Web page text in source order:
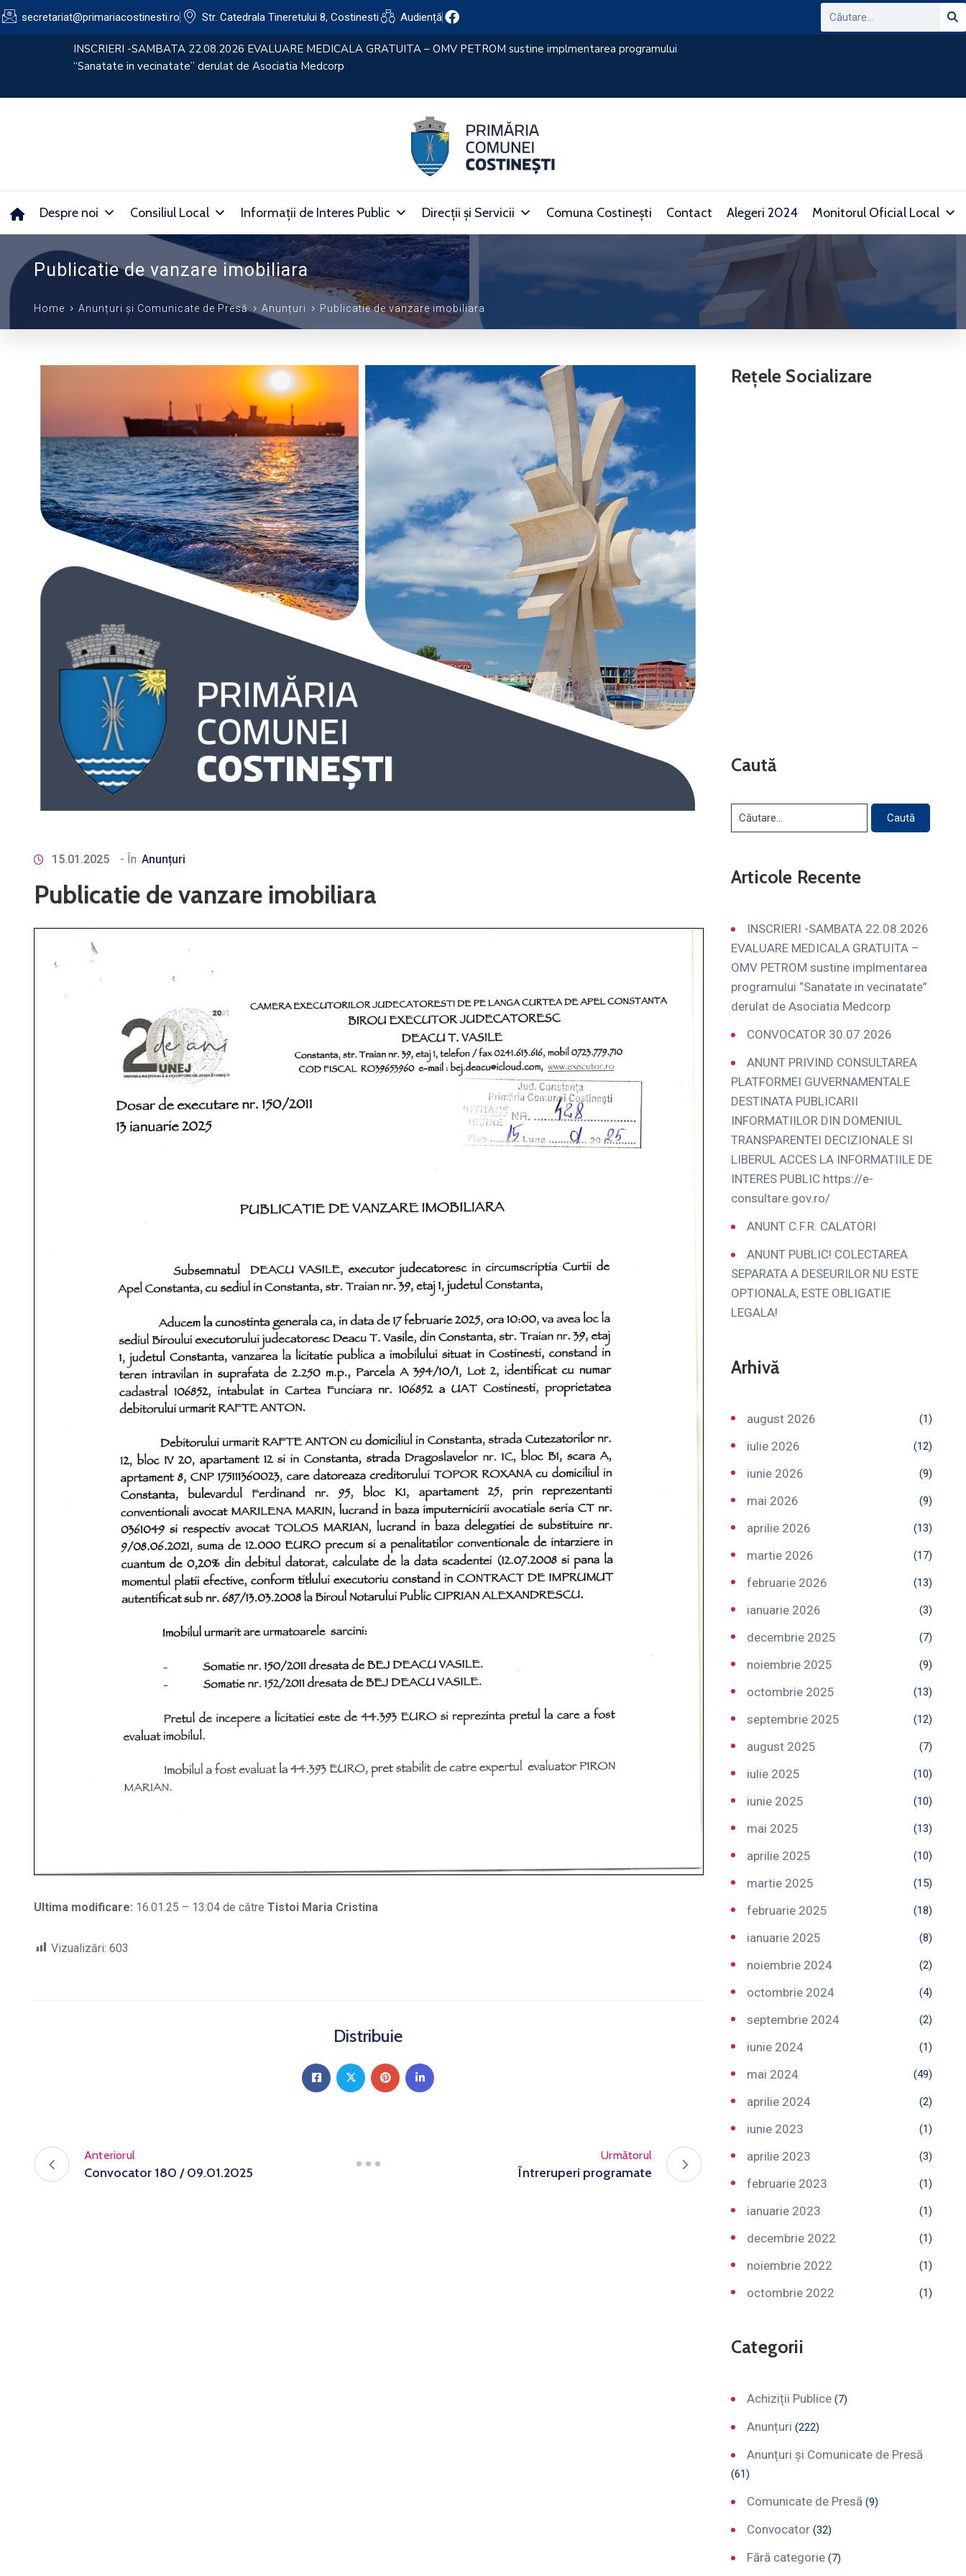
secretariat@primariacostinesti.ro​ Str. Catedrala Tineretului 8, Costinesti Audiență
CONVOCATOR 30.07.2026
Despre noi Consiliul Local Informații de Interes Public Direcții și Servicii Comuna Costinești Contact Alegeri 2024 Monitorul Oficial Local
Publicatie de vanzare imobiliara
Home Anunțuri și Comunicate de Presă Anunțuri Publicatie de vanzare imobiliara
15.01.2025 - În Anunțuri
Publicatie de vanzare imobiliara
Ultima modificare: 16.01.25 – 13:04 de către Tistoi Maria Cristina
Vizualizări: 603
Distribuie
Anteriorul
Convocator 180 / 09.01.2025
Următorul
Întreruperi programate
Rețele Socializare
Caută
Articole Recente
INSCRIERI -SAMBATA 22.08.2026
EVALUARE MEDICALA GRATUITA –
OMV PETROM sustine implmentarea
programului “Sanatate in vecinatate”
derulat de Asociatia Medcorp
CONVOCATOR 30.07.2026
ANUNT PRIVIND CONSULTAREA
PLATFORMEI GUVERNAMENTALE
DESTINATA PUBLICARII
INFORMATIILOR DIN DOMENIUL
TRANSPARENTEI DECIZIONALE SI
LIBERUL ACCES LA INFORMATIILE DE
INTERES PUBLIC https://e-
consultare.gov.ro/
ANUNT C.F.R. CALATORI
ANUNT PUBLIC! COLECTAREA
SEPARATA A DESEURILOR NU ESTE
OPTIONALA, ESTE OBLIGATIE
LEGALA!
Arhivă
august 2026 (1)
iulie 2026 (12)
iunie 2026 (9)
mai 2026 (9)
aprilie 2026 (13)
martie 2026 (17)
februarie 2026 (13)
ianuarie 2026 (3)
decembrie 2025 (7)
noiembrie 2025 (9)
octombrie 2025 (13)
septembrie 2025 (12)
august 2025 (7)
iulie 2025 (10)
iunie 2025 (10)
mai 2025 (13)
aprilie 2025 (10)
martie 2025 (15)
februarie 2025 (18)
ianuarie 2025 (8)
noiembrie 2024 (2)
octombrie 2024 (4)
septembrie 2024 (2)
iunie 2024 (1)
mai 2024 (49)
aprilie 2024 (2)
iunie 2023 (1)
aprilie 2023 (3)
februarie 2023 (1)
ianuarie 2023 (1)
decembrie 2022 (1)
noiembrie 2022 (1)
octombrie 2022 (1)
Categorii
Achiziții Publice (7)
Anunțuri (222)
Anunțuri și Comunicate de Presă
(61)
Comunicate de Presă (9)
Convocator (32)
Fără categorie (7)